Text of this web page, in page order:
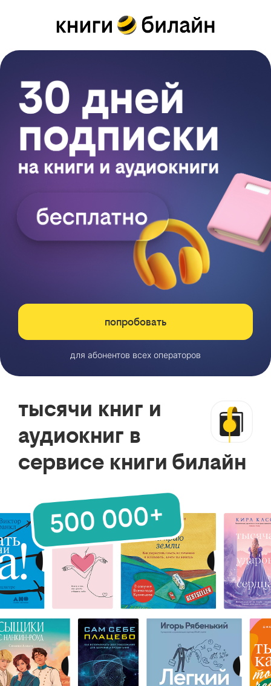
попробовать
для абонентов всех операторов
тысячи книг и
аудиокниг в
сервисе книги билайн